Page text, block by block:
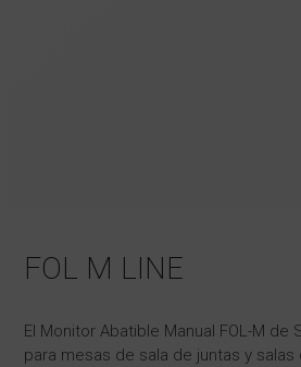
FOL M LINE
El Monitor Abatible Manual FOL-M de
para mesas de sala de juntas y